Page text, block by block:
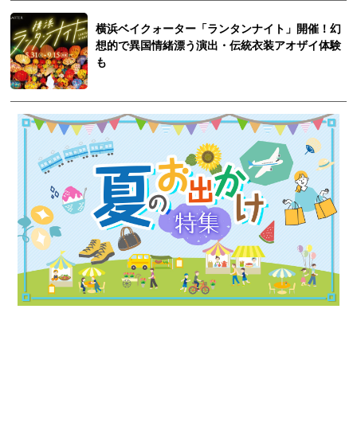
横浜ベイクォーター「ランタンナイト」開催！幻
想的で異国情緒漂う演出・伝統衣装アオザイ体験
も